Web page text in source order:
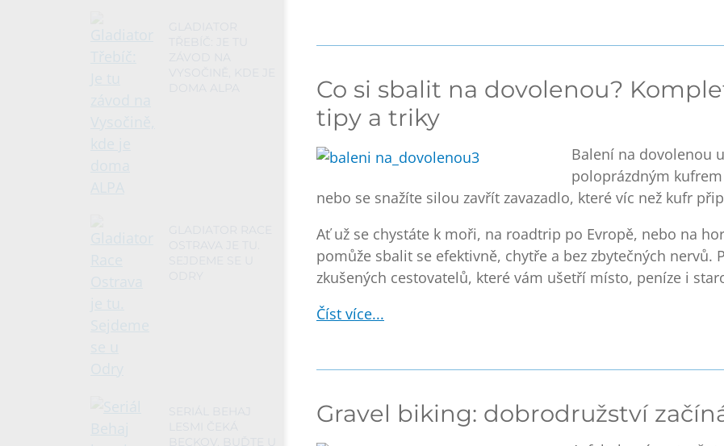
Co si sbalit na dovolenou?
tipy a triky
Balení na dovolenou
poloprázdným
nebo se snažíte silou zavřít zavazadlo, které víc než kufr
Ať už se chystáte k moři, na roadtrip po Evropě, nebo na
pomůže sbalit se efektivně, chytře a bez zbytečných nervů.
zkušených cestovatelů, které vám ušetří místo, peníze i
Číst více...
Gravel biking: dobrodružství